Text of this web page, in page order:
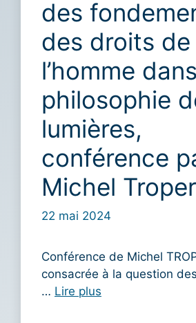
des
des droits de
l’homme
philosophie
lumières,
conférence
Michel Troper
22 mai 2024
Conférence de Michel
consacrée à la question
… Lire plus